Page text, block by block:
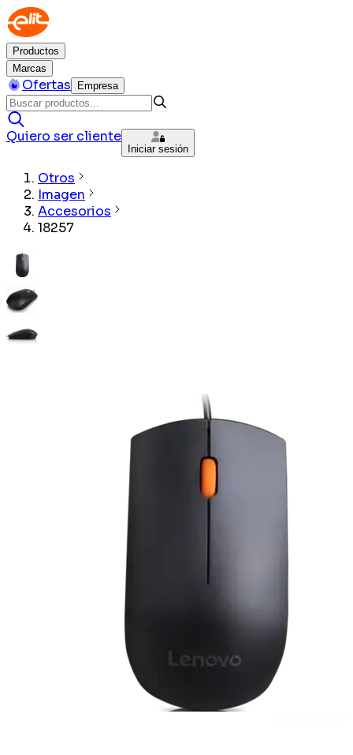
Productos
Marcas
Ofertas Empresa
Quiero ser cliente
Iniciar sesión
Otros
Imagen
Accesorios
18257